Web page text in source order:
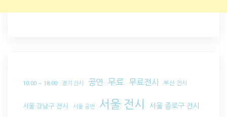
10:00 ~ 18:00 경기 전시 공연 무료 무료전시 부산 전시
서울 강남구 전시 서울 공연 서울 전시 서울 종로구 전시